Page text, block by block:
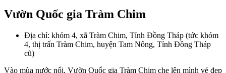
Vườn Quốc gia Tràm Chim
Địa chỉ: khóm 4, xã Tràm Chim, Tỉnh Đồng Tháp (tức khóm
4, thị trấn Tràm Chim, huyện Tam Nông, Tỉnh Đồng Tháp
cũ)
Vào mùa nước nổi, Vườn Quốc gia Tràm Chim che lên mình vẻ đẹp